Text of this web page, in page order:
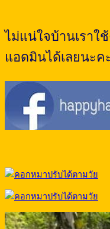
ไม่แน่ใจบ้านเราใ
แอดมินได้เลยนะค